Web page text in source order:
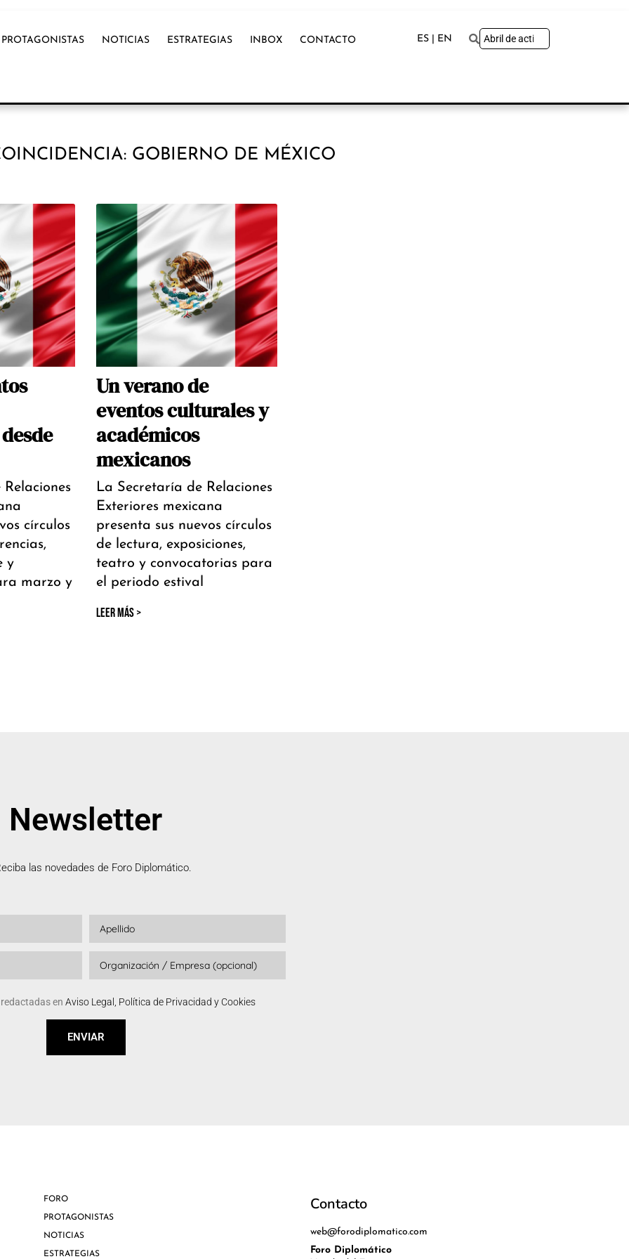
PROTAGONISTAS NOTICIAS ESTRATEGIAS INBOX CONTACTO ES | EN
GOBIERNO DE MÉXICO
círculos
y
marzo y
Un verano de
eventos culturales y
académicos
mexicanos
La Secretaría de Relaciones
Exteriores mexicana
presenta sus nuevos círculos
de lectura, exposiciones,
teatro y convocatorias para
el periodo estival
LEER MÁS >
Newsletter
las novedades de Foro Diplomático.
en Aviso Legal, Política de Privacidad y Cookies
ENVIAR
FORO
PROTAGONISTAS
NOTICIAS
ESTRATEGIAS
Contacto
web@forodiplomatico.com
Foro Diplomático